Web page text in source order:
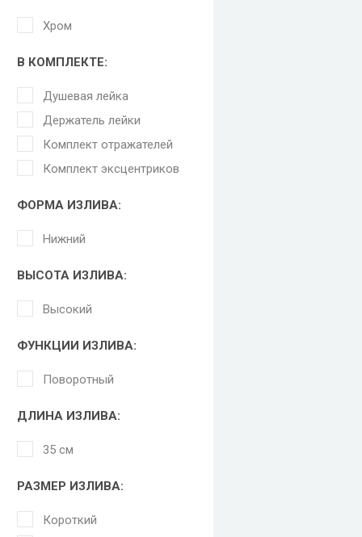
Хром
В КОМПЛЕКТЕ:
Душевая лейка
Держатель лейки
Комплект отражателей
Комплект эксцентриков
ФОРМА ИЗЛИВА:
Нижний
ВЫСОТА ИЗЛИВА:
Высокий
ФУНКЦИИ ИЗЛИВА:
Поворотный
ДЛИНА ИЗЛИВА:
35 см
РАЗМЕР ИЗЛИВА:
Короткий